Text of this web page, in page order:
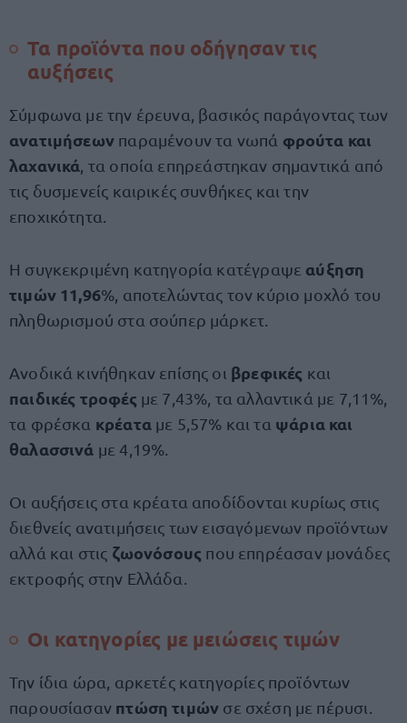
Τα προϊόντα που οδήγησαν τις
αυξήσεις
Σύμφωνα με την έρευνα, βασικός παράγοντας των
ανατιμήσεων παραμένουν τα νωπά φρούτα και
λαχανικά , τα οποία επηρεάστηκαν σημαντικά από
τις δυσμενείς καιρικές συνθήκες και την
εποχικότητα.
Η συγκεκριμένη κατηγορία κατέγραψε αύξηση
τιμών 11,96%, αποτελώντας τον κύριο μοχλό του
πληθωρισμού στα σούπερ μάρκετ.
Ανοδικά κινήθηκαν επίσης οι βρεφικές και
παιδικές τροφές με 7,43%, τα αλλαντικά με 7,11%,
τα φρέσκα κρέατα με 5,57% και τα ψάρια και
θαλασσινά με 4,19%.
Οι αυξήσεις στα κρέατα αποδίδονται κυρίως στις
διεθνείς ανατιμήσεις των εισαγόμενων προϊόντων
αλλά και στις ζωονόσους που επηρέασαν μονάδες
εκτροφής στην Ελλάδα.
Οι κατηγορίες με μειώσεις τιμών
Την ίδια ώρα, αρκετές κατηγορίες προϊόντων
παρουσίασαν πτώση τιμών σε σχέση με πέρυσι.